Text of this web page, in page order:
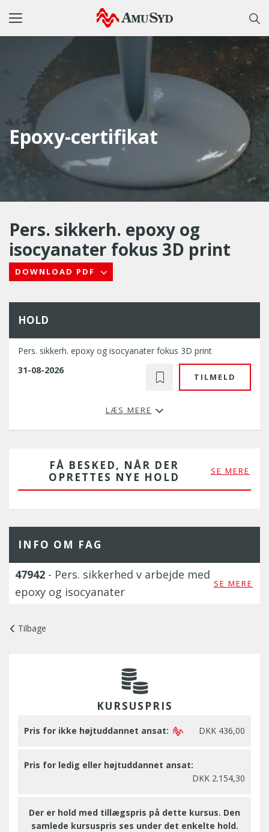
Toggle
Epoxy-certifikat
Pers. sikkerh. epoxy og
isocyanater fokus 3D print
DOWNLOAD PDF
HOLD
31-08-2026
Pers. sikkerh. epoxy og isocyanater fokus 3D print
LÆS MERE
TILMELD
FÅ BESKED, NÅR DER
OPRETTES NYE HOLD
SE MERE
INFO OM FAG
47942 - Pers. sikkerhed v arbejde med
epoxy og isocyanater
SE MERE
Tilbage
KURSUSPRIS
Pris for ikke højtuddannet ansat: DKK 436,00
Pris for ledig eller højtuddannet ansat:
DKK 2.154,30
Der er hold med tillægspris på dette kursus. Den
samlede kursuspris ses under det enkelte hold.